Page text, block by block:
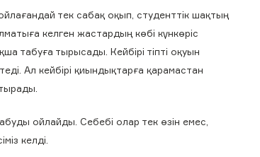
тек сабақ оқып, студенттік шақтың
келген жастардың көбі күнкөріс
табуға тырысады. Кейбірі тіпті оқуын
Ал кейбірі қиындықтарға қарамастан
ойлайды. Себебі олар тек өзін емес,
келді.